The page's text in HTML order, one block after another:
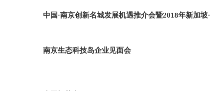
中国·南京创新名城发展机遇推介会暨2018年新加坡·
南京生态科技岛企业见面会